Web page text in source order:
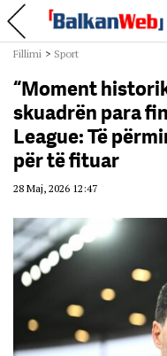
Fillimi > Sport
“Moment
skuadrën para
League: Të
për të fituar
28 Maj, 2026 12:47